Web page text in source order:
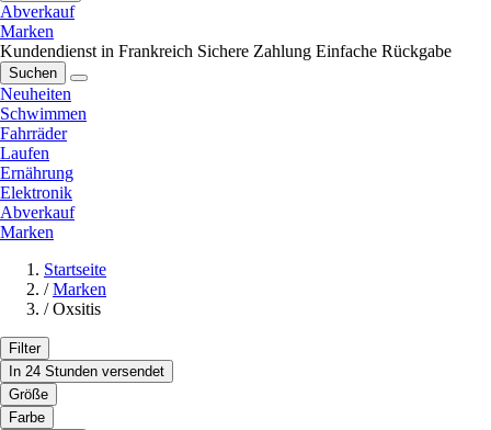
Abverkauf
Marken
Kundendienst in Frankreich Sichere Zahlung Einfache Rückgabe
Suchen
Neuheiten
Schwimmen
Fahrräder
Laufen
Ernährung
Elektronik
Abverkauf
Marken
Startseite
/ Marken
/ Oxsitis
Filter
In 24 Stunden versendet
Größe
Farbe